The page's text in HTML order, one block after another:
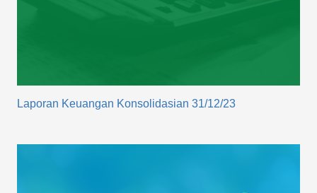
Laporan Keuangan Konsolidasian 31/12/23